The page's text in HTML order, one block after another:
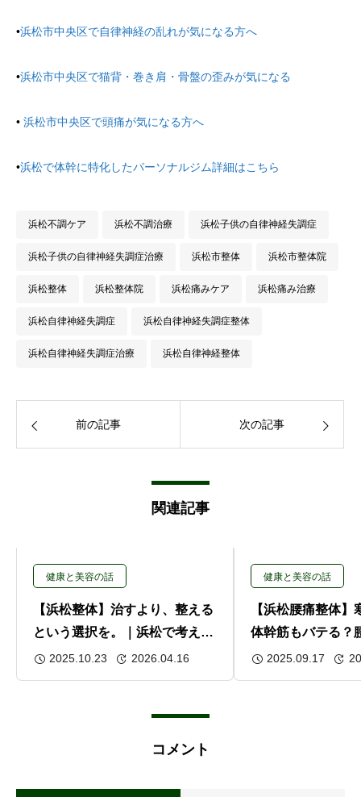
•浜松市中央区で自律神経の乱れが気になる方へ
•浜松市中央区で猫背・巻き肩・骨盤の歪みが気になる
• 浜松市中央区で頭痛が気になる方へ
•浜松で体幹に特化したパーソナルジム詳細はこちら
浜松不調ケア 浜松不調治療 浜松子供の自律神経失調症
浜松子供の自律神経失調症治療 浜松市整体 浜松市整体院
浜松整体 浜松整体院 浜松痛みケア 浜松痛み治療
浜松自律神経失調症 浜松自律神経失調症整体
浜松自律神経失調症治療 浜松自律神経整体
前の記事 次の記事
関連記事
健康と美容の話
【浜松整体】治すより、整える
という選択を。｜浜松で考え
る“からだを育てる”健康法
2025.10.23 2026.04.16
健康と美容の話
【浜松腰痛整体】
体幹筋もバテる？
季節の注意点とケ
2025.09.17
コメント